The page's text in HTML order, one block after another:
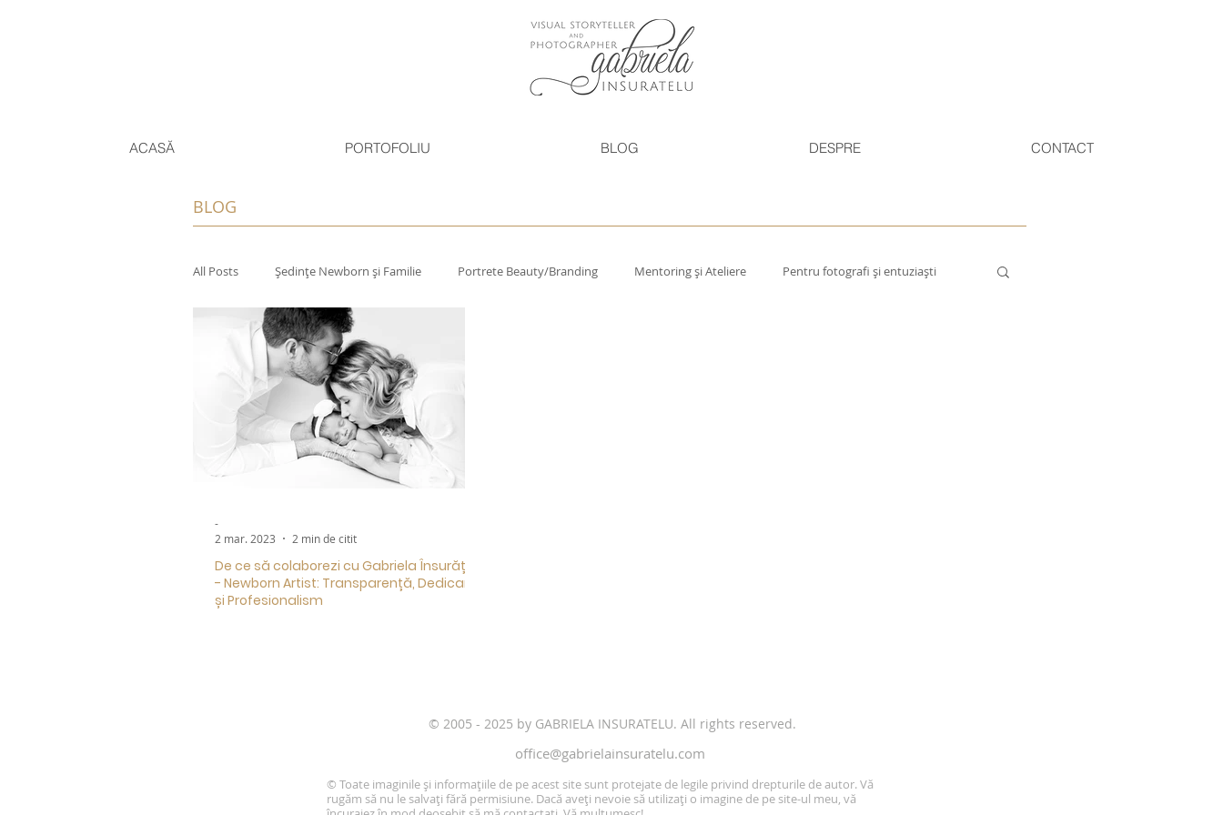
ACASĂ PORTOFOLIU BLOG DESPRE CONTACT
BLOG
All Posts Ședințe Newborn și Familie Portrete Beauty/Branding Mentoring și Ateliere Pentru fotografi și entuziaști
Experiențe Personale
De ce să colaborezi cu Gabriela Însurățelu
- Newborn Artist: Transparență, Dedicare
și Profesionalism
-
2 mar. 2023
2 min de citit
​© 2005 - 2025 by GABRIELA INSURATELU. All rights reserved.
office@gabrielainsuratelu.com
© Toate imaginile și informațiile de pe acest site sunt protejate de legile privind drepturile de autor. Vă
rugăm să nu le salvați fără permisiune. Dacă aveți nevoie să utilizați o imagine de pe site-ul meu, vă